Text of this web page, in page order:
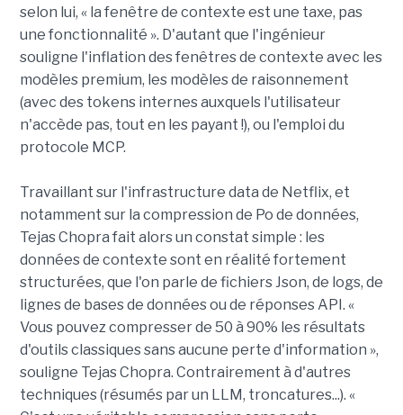
selon lui, « la fenêtre de contexte est une taxe, pas
une fonctionnalité ». D'autant que l'ingénieur
souligne l'inflation des fenêtres de contexte avec les
modèles premium, les modèles de raisonnement
(avec des tokens internes auxquels l'utilisateur
n'accède pas, tout en les payant !), ou l'emploi du
protocole MCP.
Travaillant sur l'infrastructure data de Netflix, et
notamment sur la compression de Po de données,
Tejas Chopra fait alors un constat simple : les
données de contexte sont en réalité fortement
structurées, que l'on parle de fichiers Json, de logs, de
lignes de bases de données ou de réponses API. «
Vous pouvez compresser de 50 à 90% les résultats
d'outils classiques sans aucune perte d'information »,
souligne Tejas Chopra. Contrairement à d'autres
techniques (résumés par un LLM, troncatures...). «